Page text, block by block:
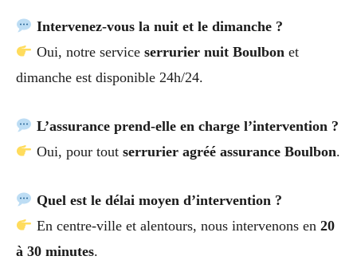
Intervenez-vous la nuit et le dimanche ?
Oui, notre service serrurier nuit Boulbonet
dimanche est disponible 24h/24.
L’assurance prend-elle en charge l’intervention ?
Oui, pour tout serrurier agréé assurance Boulbon.
Quel est le délai moyen d’intervention ?
En centre-ville et alentours, nous intervenons en 20
à 30 minutes.